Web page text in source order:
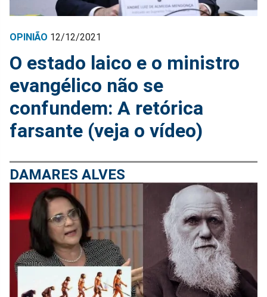
OPINIÃO 12/12/2021
O estado laico e o ministro
evangélico não se
confundem: A retórica
farsante (veja o vídeo)
DAMARES ALVES